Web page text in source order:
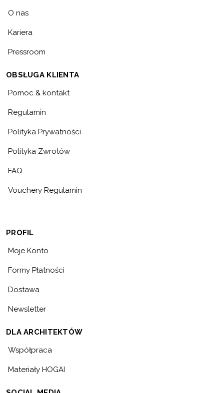
O nas
Kariera
Pressroom
OBSŁUGA KLIENTA
Pomoc & kontakt
Regulamin
Polityka Prywatności
Polityka Zwrotów
FAQ
Vouchery Regulamin
PROFIL
Moje Konto
Formy Płatności
Dostawa
Newsletter
DLA ARCHITEKTÓW
Współpraca
Materiały HOGAI